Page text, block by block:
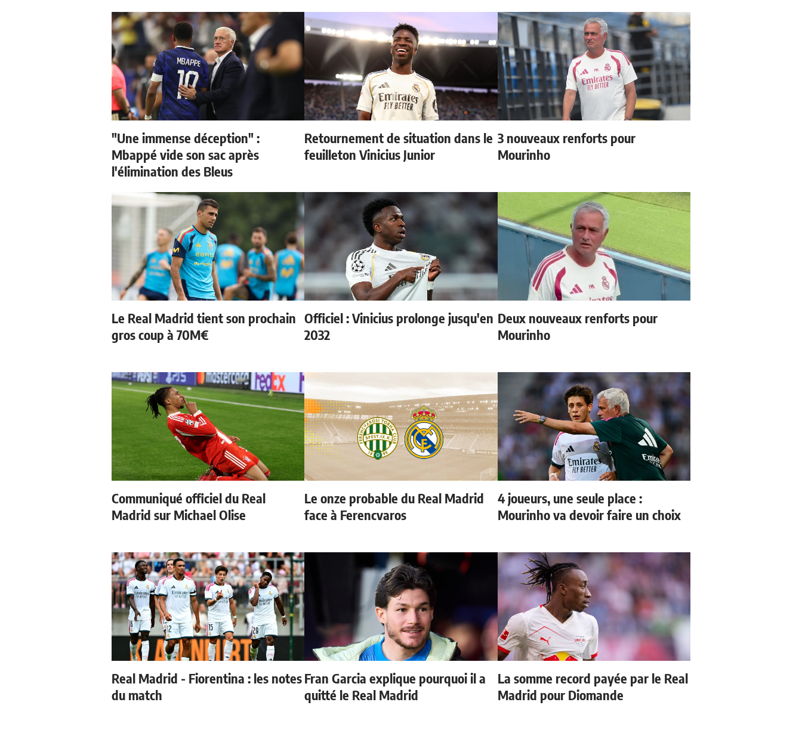
"Une immense déception" :
Mbappé vide son sac après
l'élimination des Bleus
Retournement de situation dans le
feuilleton Vinicius Junior
3 nouveaux renforts pour
Mourinho
Le Real Madrid tient son prochain
gros coup à 70M€
Officiel : Vinicius prolonge jusqu'en
2032
Deux nouveaux renforts pour
Mourinho
Communiqué officiel du Real
Madrid sur Michael Olise
Le onze probable du Real Madrid
face à Ferencvaros
4 joueurs, une seule place :
Mourinho va devoir faire un choix
Real Madrid - Fiorentina : les notes
du match
Fran Garcia explique pourquoi il a
quitté le Real Madrid
La somme record payée par le Real
Madrid pour Diomande